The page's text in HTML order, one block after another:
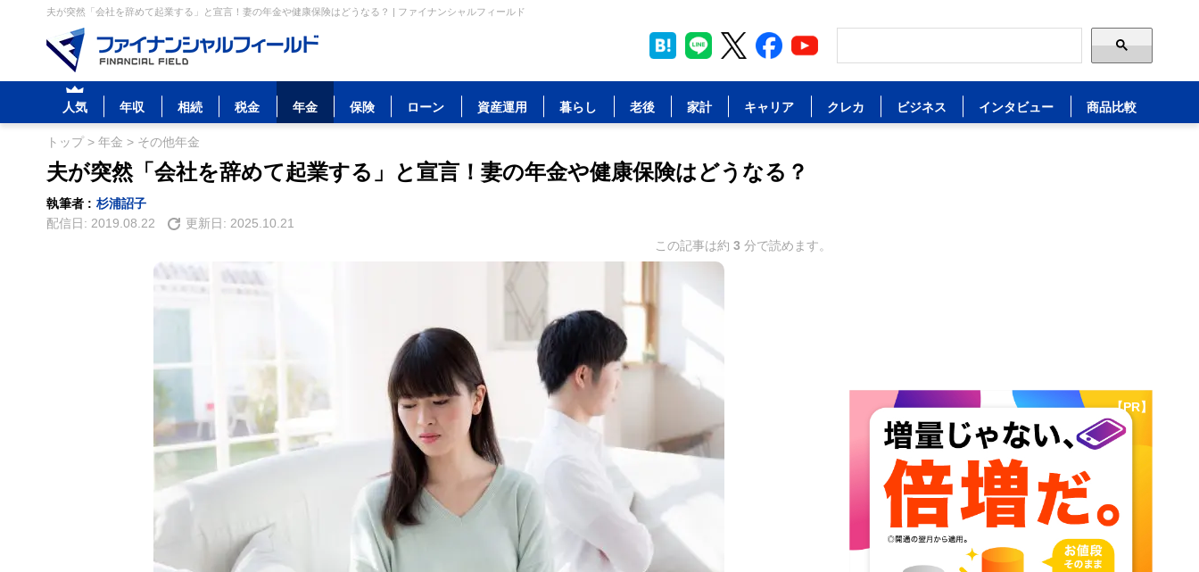
夫が突然「会社を辞めて起業する」と宣言！妻の年金や健康保険はどうなる？ | ファイナンシャルフィールド
人気 年収 相続 税金 年金 保険 ローン 資産運用 暮らし 老後 家計 キャリア クレカ ビジネス インタビュー 商品比較
トップ> 年金 > その他年金
夫が突然「会社を辞めて起業する」と宣言！妻の年金や健康保険はどうなる？
執筆者 : 杉浦詔子
配信日: 2019.08.22 更新日: 2025.10.21
この記事は約 3 分で読めます。
【PR】